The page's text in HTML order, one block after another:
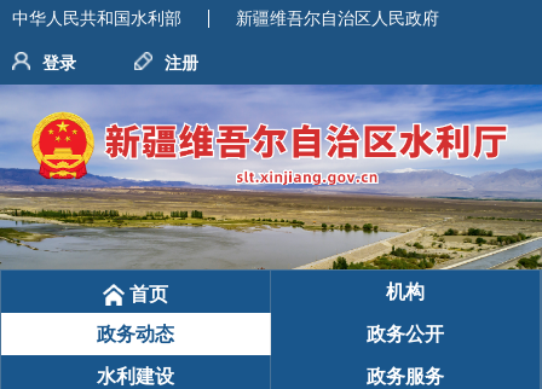
中华人民共和国水利部 新疆维吾尔自治区人民政府
登录 注册
首页 机构
政务动态 政务公开
水利建设 政务服务